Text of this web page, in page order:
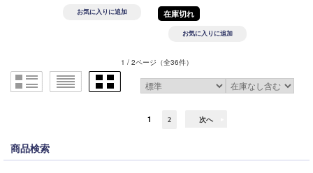
在庫切れ
1 / 2ページ （全36件）
1 2 次へ
商品検索